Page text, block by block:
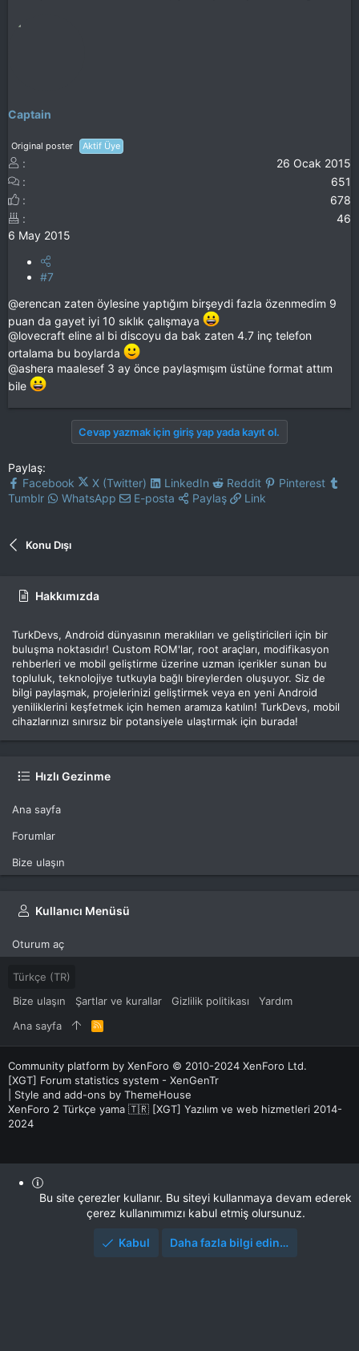
Captain
Original poster Aktif Üye
26 Ocak 2015
651
678
46
6 May 2015
#7
@erencan zaten öylesine yaptığım birşeydi fazla özenmedim 9
puan da gayet iyi 10 sıklık çalışmaya
@lovecraft eline al bi discoyu da bak zaten 4.7 inç telefon
ortalama bu boylarda
@ashera maalesef 3 ay önce paylaşmışım üstüne format attım
bile
Cevap yazmak için giriş yap yada kayıt ol.
Paylaş:
Facebook
X (Twitter) LinkedIn Reddit
Pinterest
Tumblr
WhatsApp E-posta Paylaş Link
Konu Dışı
Hakkımızda
TurkDevs, Android dünyasının meraklıları ve geliştiricileri için bir
buluşma noktasıdır! Custom ROM'lar, root araçları, modifikasyon
rehberleri ve mobil geliştirme üzerine uzman içerikler sunan bu
topluluk, teknolojiye tutkuyla bağlı bireylerden oluşuyor. Siz de
bilgi paylaşmak, projelerinizi geliştirmek veya en yeni Android
yeniliklerini keşfetmek için hemen aramıza katılın! TurkDevs, mobil
cihazlarınızı sınırsız bir potansiyele ulaştırmak için burada!
Hızlı Gezinme
Ana sayfa
Forumlar
Bize ulaşın
Kullanıcı Menüsü
Oturum aç
Türkçe (TR)
Bize ulaşın
Şartlar ve kurallar Gizlilik politikası
Yardım
Ana sayfa
R
S
Community platform by XenForo © 2010-2024 XenForo Ltd.
[XGT] Forum statistics system - XenGenTr
Style and add-ons by ThemeHouse
XenForo 2 Türkçe yama 🇹🇷 [XGT] Yazılım ve web hizmetleri 2014-
2024
Bu site çerezler kullanır. Bu siteyi kullanmaya devam ederek
çerez kullanımımızı kabul etmiş olursunuz.
Kabul Daha fazla bilgi edin…